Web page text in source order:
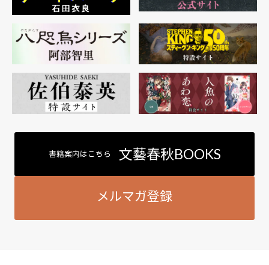
書籍案内はこちら 文藝春秋BOOKS
メルマガ登録